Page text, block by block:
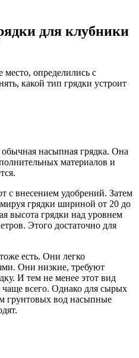
для клубники
определились с
какой тип грядки устроит
насыпная грядка. Она
материалов и
с внесением удобрений. Затем
грядки шириной от 20 до
высота грядки над уровнем
Этого достаточно для
есть. Они легко
Они низкие, требуют
И тем не менее этот вид
всего. Однако для сырых
грунтовых вод насыпные